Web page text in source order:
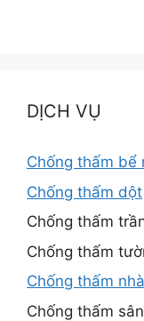
DỊCH VỤ
Chống thấm bể
Chống thấm dột
Chống thấm
Chống thấm
Chống thấm
Chống thấm